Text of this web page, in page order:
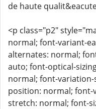
de haute
<p class="p2"
normal; font-variant-
alternates: normal;
auto; font-optical-
normal; font-
position: normal;
stretch: normal; font-